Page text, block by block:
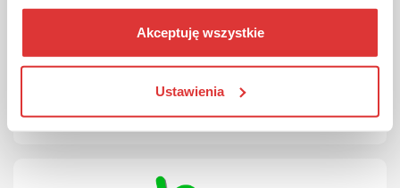
Akceptuję wszystkie
Ustawienia
Dla zamówień od 99 zł - transport gratis.
Kupon ważny do odwołania 2